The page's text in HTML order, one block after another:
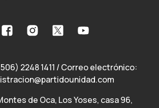
2248 1411 / Correo electrónico:
de Oca, Los Yoses, casa 96,